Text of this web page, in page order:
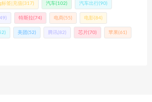
标签|充值(317) 汽车(102) 汽车出行(90)
特斯拉(74) 电商(55) 电影(84)
美团 (52) 腾讯(82) 芯片(70) 苹果(61)